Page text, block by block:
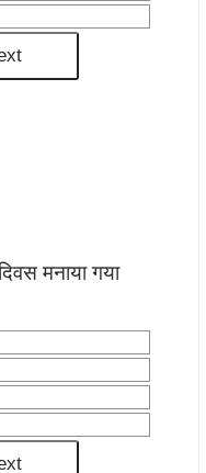
मनाया गया